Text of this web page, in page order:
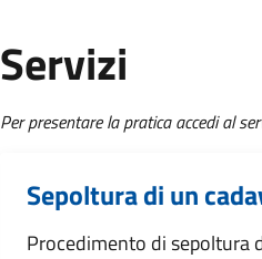
Servizi
Per presentare la pratica accedi al
Sepoltura di un
Procedimento di sepoltura